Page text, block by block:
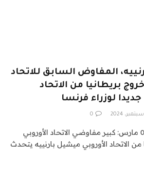
المفاوض السابق للاتحاد
بريطانيا من الاتحاد
جديدا لوزراء فرنسا
0
بروكسل ، بلجيكا – 05 مارس: كبير مفاوضي الاتحاد الأوروبي
الاتحاد الأوروبي ميشيل بارنييه يتحدث